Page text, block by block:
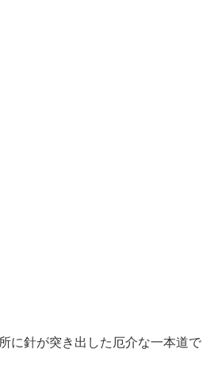
に針が突き出した厄介な一本道で